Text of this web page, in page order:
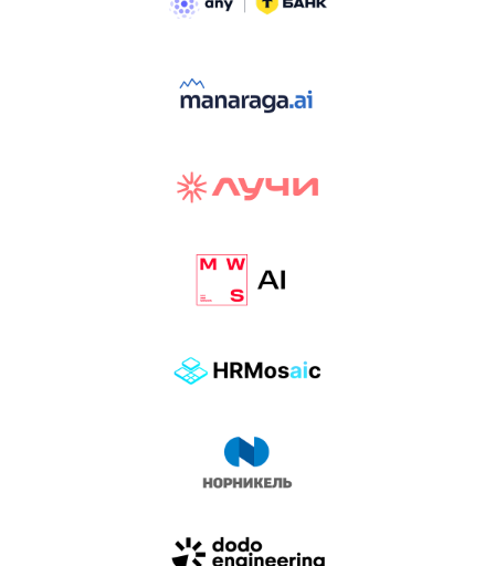
к построению бизнеса и созданию технологий под
Доклады, дискуссия и битва AI-агентов — 25 июня
ТРЕК «AI-NATIVE»
И БИТВА АГЕНТОВ
УЗНАТЬ БОЛЬШЕ